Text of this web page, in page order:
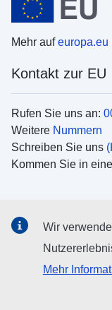
Mehr aufeuropa.eu
Kontakt zur EU
Rufen Sie uns an:
Weitere Nummern
Schreiben Sie uns
Kommen Sie in
Suche nach EU
Organe und
Wir
Mehr